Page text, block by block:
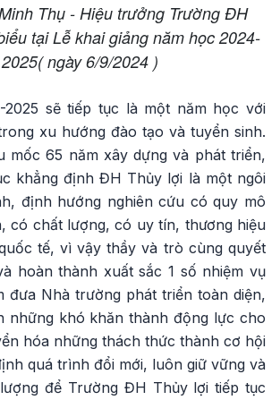
Thụ - Hiệu trưởng Trường ĐH
tại Lễ khai giảng năm học 2024-
2025( ngày 6/9/2024 )
2025 sẽ tiếp tục là một năm học với
xu hướng đào tạo và tuyển sinh.
mốc 65 năm xây dựng và phát triển,
khẳng định ĐH Thủy lợi là một ngôi
định hướng nghiên cứu có quy mô
có chất lượng, có uy tín, thương hiệu
tế, vì vậy thầy và trò cùng quyết
hoàn thành xuất sắc 1 số nhiệm vụ
đưa Nhà trường phát triển toàn diện,
những khó khăn thành động lực cho
hóa những thách thức thành cơ hội
quá trình đổi mới, luôn giữ vững và
để Trường ĐH Thủy lợi tiếp tục